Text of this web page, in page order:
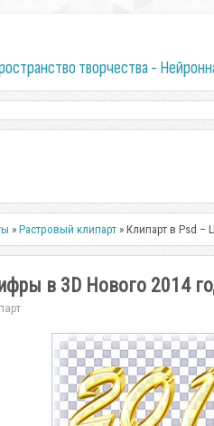
творчества -
»Растровый клипарт » Клипарт в Psd –
в 3D Нового 2014